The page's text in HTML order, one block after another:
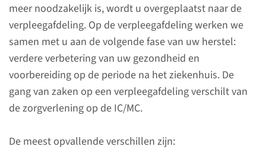
meer noodzakelijk is, wordt u overgeplaatst naar de
verpleegafdeling. Op de verpleegafdeling werken we
samen met u aan de volgende fase van uw herstel:
verdere verbetering van uw gezondheid en
voorbereiding op de periode na het ziekenhuis. De
gang van zaken op een verpleegafdeling verschilt van
de zorgverlening op de IC/MC.
De meest opvallende verschillen zijn:
Afdelingen, specialismen en zorglocaties
Intensive Care
Overplaatsing
Overplaatsing
De intensivist bepaalt wanneer
overgeplaatst mag worden